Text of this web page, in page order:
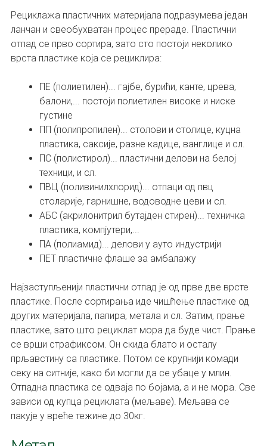
Рециклажа пластичних материјала подразумева један
ланчан и свеобухватан процес прераде. Пластични
отпад се прво сортира, зато сто постоји неколико
врста пластике која се рециклира:
ПЕ (полиетилен)... гајбе, бурићи, канте, црева,
балони,... постоји полиетилен високе и ниске
густине
ПП (полипропилен)... столови и столице, куцна
пластика, саксије, разне кадице, ванглице и сл.
ПС (полистирол)... пластични делови на белој
техници, и сл.
ПВЦ (поливинилхлорид)... отпаци од пвц
столарије, гарнишне, водоводне цеви и сл.
АБС (акрилонитрил бутајден стирен)... техничка
пластика, компјутери,...
ПА (полиамид)... делови у ауто индустрији
ПЕТ пластичне флаше за амбалажу
Најзаступљенији пластични отпад је од прве две врсте
пластике. После сортирања иде чишћење пластике од
других материјала, папира, метала и сл. Затим, прање
пластике, зато што рециклат мора да буде чист. Прање
се врши страфиксом. Он скида блато и осталу
прљавстину са пластике. Потом се крупнији комади
секу на ситније, како би могли да се убаце у млин.
Отпадна пластика се одваја по бојама, а и не мора. Све
зависи од купца рециклата (мељаве). Мељава се
пакује у вреће тежине до 30кг.